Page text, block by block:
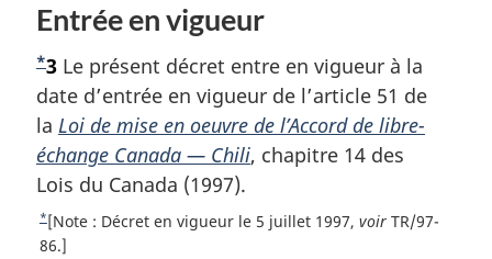
e
e
b
a
s
d
e
p
a
t
e
d
e
b
a
d
e
p
Entrée en vigueur
N
o
t
e
d
e
b
*3 Le présent décret entre en vigueur à la
date d’entrée en vigueur de l’article 51 de
la Loi de mise en oeuvre de l’Accord de libre-
échange Canada — Chili, chapitre 14 des
Lois du Canada (1997).
R
e
*[Note : Décret en vigueur le 5 juillet 1997, voirTR/97-
86.]